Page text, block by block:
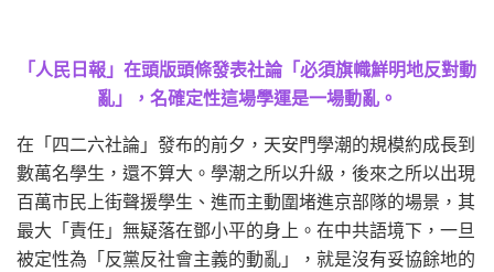
「人民日報」在頭版頭條發表社論「必須旗幟鮮明地反對動
亂」，名確定性這場學運是一場動亂。
在「四二六社論」發布的前夕，天安門學潮的規模約成長到
數萬名學生，還不算大。學潮之所以升級，後來之所以出現
百萬市民上街聲援學生、進而主動圍堵進京部隊的場景，其
最大「責任」無疑落在鄧小平的身上。在中共語境下，一旦
被定性為「反黨反社會主義的動亂」，就是沒有妥協餘地的